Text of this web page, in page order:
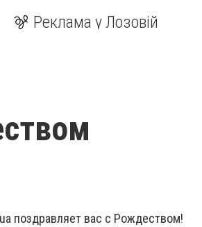
Реклама у Лозовій
поздравляет вас с Рождеством!